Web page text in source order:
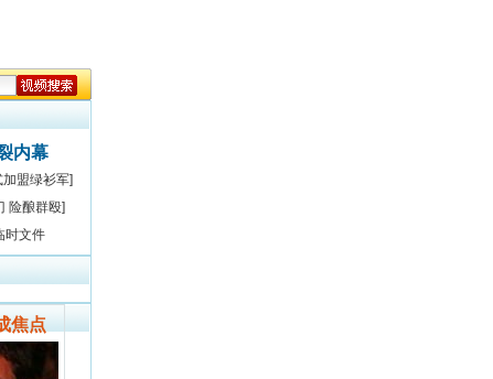
内幕
加盟绿衫军]
险酿群殴]
时文件
焦点